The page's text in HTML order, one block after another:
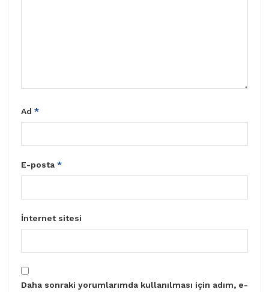
Ad *
E-posta *
İnternet sitesi
Daha sonraki yorumlarımda kullanılması için adım, e-